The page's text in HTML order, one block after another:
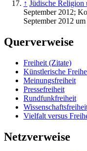
↑ Jüdische Religion
September 2012;
September 2012
Querverweise
Freiheit (Zitate)
Künstlerische
Meinungsfreiheit
Pressefreiheit
Rundfunkfreiheit
Vielfalt versus
Netzverweise